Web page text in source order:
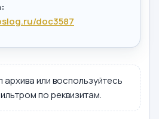
doc3587
или воспользуйтесь
по реквизитам.